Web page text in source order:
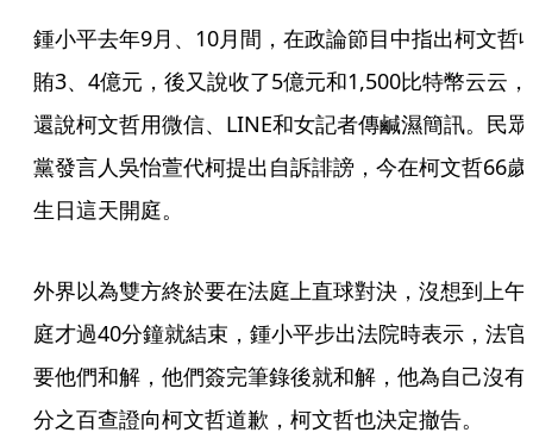
鍾小平去年9月、10月間，在政論節目中指出柯文哲
賄3、4億元，後又說收了5億元和1,500比特幣云云，
還說柯文哲用微信、LINE和女記者傳鹹濕簡訊。民眾
黨發言人吳怡萱代柯提出自訴誹謗，今在柯文哲66歲
生日這天開庭。
外界以為雙方終於要在法庭上直球對決，沒想到上午
庭才過40分鐘就結束，鍾小平步出法院時表示，法官
要他們和解，他們簽完筆錄後就和解，他為自己沒有
分之百查證向柯文哲道歉，柯文哲也決定撤告。